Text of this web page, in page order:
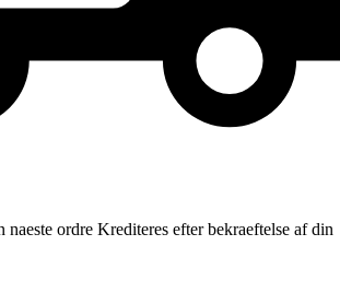
naeste ordre Krediteres efter bekraeftelse af din